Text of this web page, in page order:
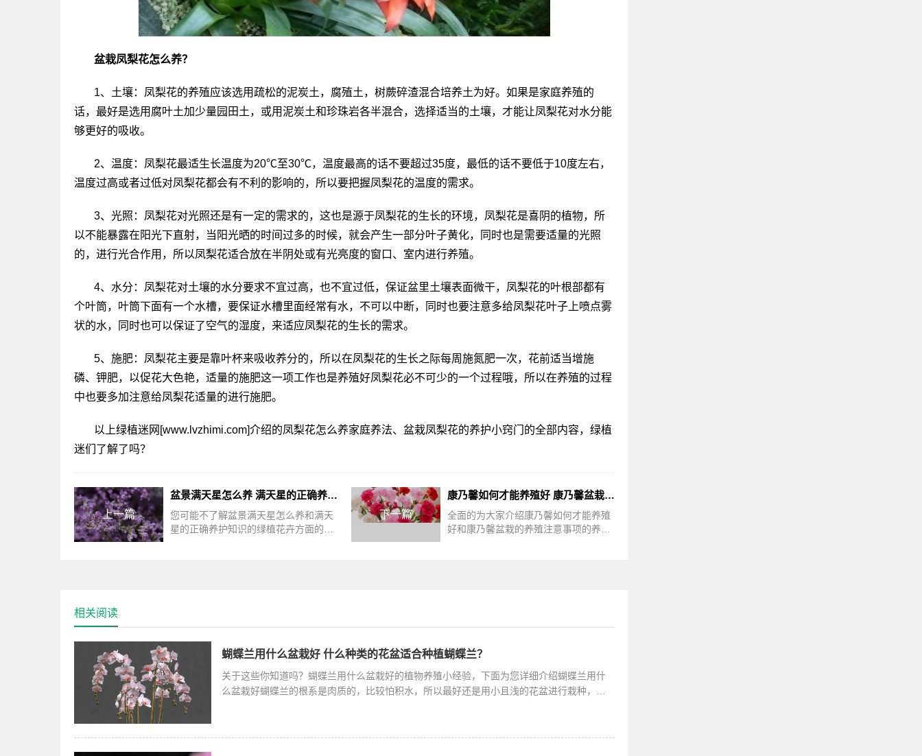
盆栽凤梨花怎么养？
1、土壤：凤梨花的养殖应该选用疏松的泥炭土，腐殖土，树蕨碎渣混合培养土为好。如果是家庭养殖的
话，最好是选用腐叶土加少量园田土，或用泥炭土和珍珠岩各半混合，选择适当的土壤，才能让凤梨花对水分能
够更好的吸收。
2、温度：凤梨花最适生长温度为20℃至30℃，温度最高的话不要超过35度，最低的话不要低于10度左右，
温度过高或者过低对凤梨花都会有不利的影响的，所以要把握凤梨花的温度的需求。
3、光照：凤梨花对光照还是有一定的需求的，这也是源于凤梨花的生长的环境，凤梨花是喜阴的植物，所
以不能暴露在阳光下直射，当阳光晒的时间过多的时候，就会产生一部分叶子黄化，同时也是需要适量的光照
的，进行光合作用，所以凤梨花适合放在半阴处或有光亮度的窗口、室内进行养殖。
4、水分：凤梨花对土壤的水分要求不宜过高，也不宜过低，保证盆里土壤表面微干，凤梨花的叶根部都有
个叶筒，叶筒下面有一个水槽，要保证水槽里面经常有水，不可以中断，同时也要注意多给凤梨花叶子上喷点雾
状的水，同时也可以保证了空气的湿度，来适应凤梨花的生长的需求。
5、施肥：凤梨花主要是靠叶杯来吸收养分的，所以在凤梨花的生长之际每周施氮肥一次，花前适当增施
磷、钾肥，以促花大色艳，适量的施肥这一项工作也是养殖好凤梨花必不可少的一个过程哦，所以在养殖的过程
中也要多加注意给凤梨花适量的进行施肥。
以上绿植迷网[www.lvzhimi.com]介绍的凤梨花怎么养家庭养法、盆栽凤梨花的养护小窍门的全部内容，绿植
迷们了解了吗？
上一篇
盆景满天星怎么养 满天星的正确养护知识
您可能不了解盆景满天星怎么养和满天
星的正确养护知识的绿植花卉方面的讲
下一篇
康乃馨如何才能养殖好 康乃馨盆栽的养殖注意事项
全面的为大家介绍康乃馨如何才能养殖
好和康乃馨盆栽的养殖注意事项的养花
相关阅读
蝴蝶兰用什么盆栽好 什么种类的花盆适合种植蝴蝶兰？
关于这些你知道吗？蝴蝶兰用什么盆栽好的植物养殖小经验，下面为您详细介绍蝴蝶兰用什
么盆栽好蝴蝶兰的根系是肉质的，比较怕积水，所以最好还是用小且浅的花盆进行栽种，要